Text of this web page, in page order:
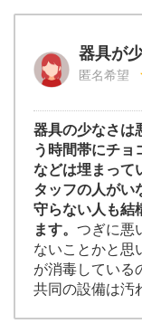
器具が
匿名希望
器具の少なさは
う時間帯にチョ
などは埋まって
タッフの人がい
守らない人も結
ます。 つぎに悪
ないことかと思
が消毒している
共同の設備は汚